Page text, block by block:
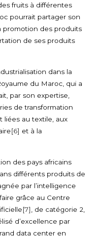
fruits à différentes
pourrait partager son
promotion des produits
de ses produits
dans la
du Maroc, qui a
par son expertise,
de transformation
liées au textile, aux
[6] et à la
des pays africains
différents produits de
par l’intelligence
grâce au Centre
[7]
, de catégorie 2,
d’excellence par
data center en